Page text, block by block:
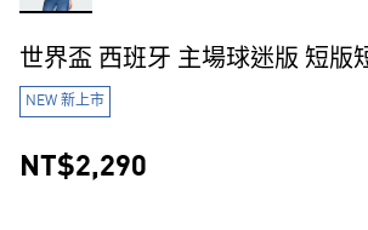
世界盃 西班牙 主場球迷版 短版
NEW 新上市
NT$2,290